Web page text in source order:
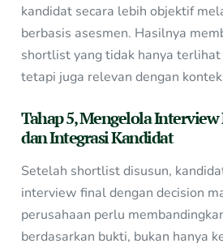
kandidat secara lebih objektif
berbasis asesmen. Hasilnya
shortlist yang tidak hanya
tetapi juga relevan dengan
Tahap 5, Mengelola Interview
dan Integrasi Kandidat
Setelah shortlist disusun,
interview final dengan decision
perusahaan perlu
berdasarkan bukti, bukan hanya